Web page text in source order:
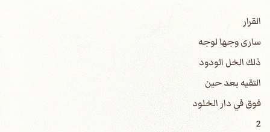
القرار
سارى وجها لوجه
ذلك الخل الودود
التقيه بعد حين
فوق في دار الخلود
2